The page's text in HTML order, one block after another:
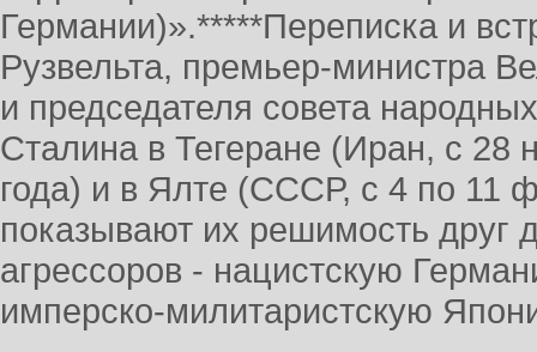
Германии)».*****Переписка и
Рузвельта, премьер-министра
и председателя совета
Сталина в Тегеране (Иран, с 28
года) и в Ялте (СССР, с 4 по 11
показывают их решимость друг
агрессоров - нацистскую
имперско-милитаристскую